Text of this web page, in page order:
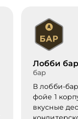
Лобби бар
бар
В лобби-
фойе 1
вкусные